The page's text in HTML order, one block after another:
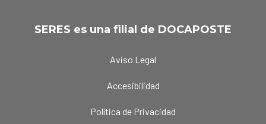
SERES es una filial de DOCAPOSTE
Aviso Legal
Accesibilidad
Política de Privacidad